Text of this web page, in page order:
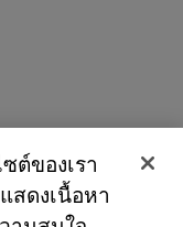
ต์ของเรา
สดงเนื้อหา